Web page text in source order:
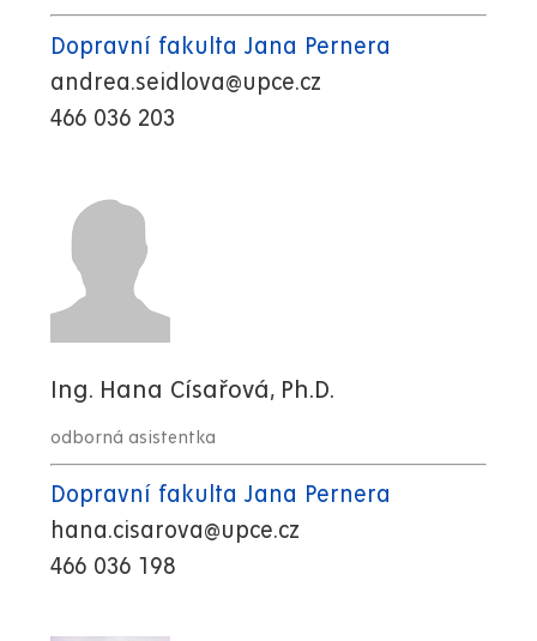
Dopravní fakulta Jana Pernera
andrea.seidlova@upce.cz
466 036 203
Ing. Hana Císařová, Ph.D.
odborná asistentka
Dopravní fakulta Jana Pernera
hana.cisarova@upce.cz
466 036 198